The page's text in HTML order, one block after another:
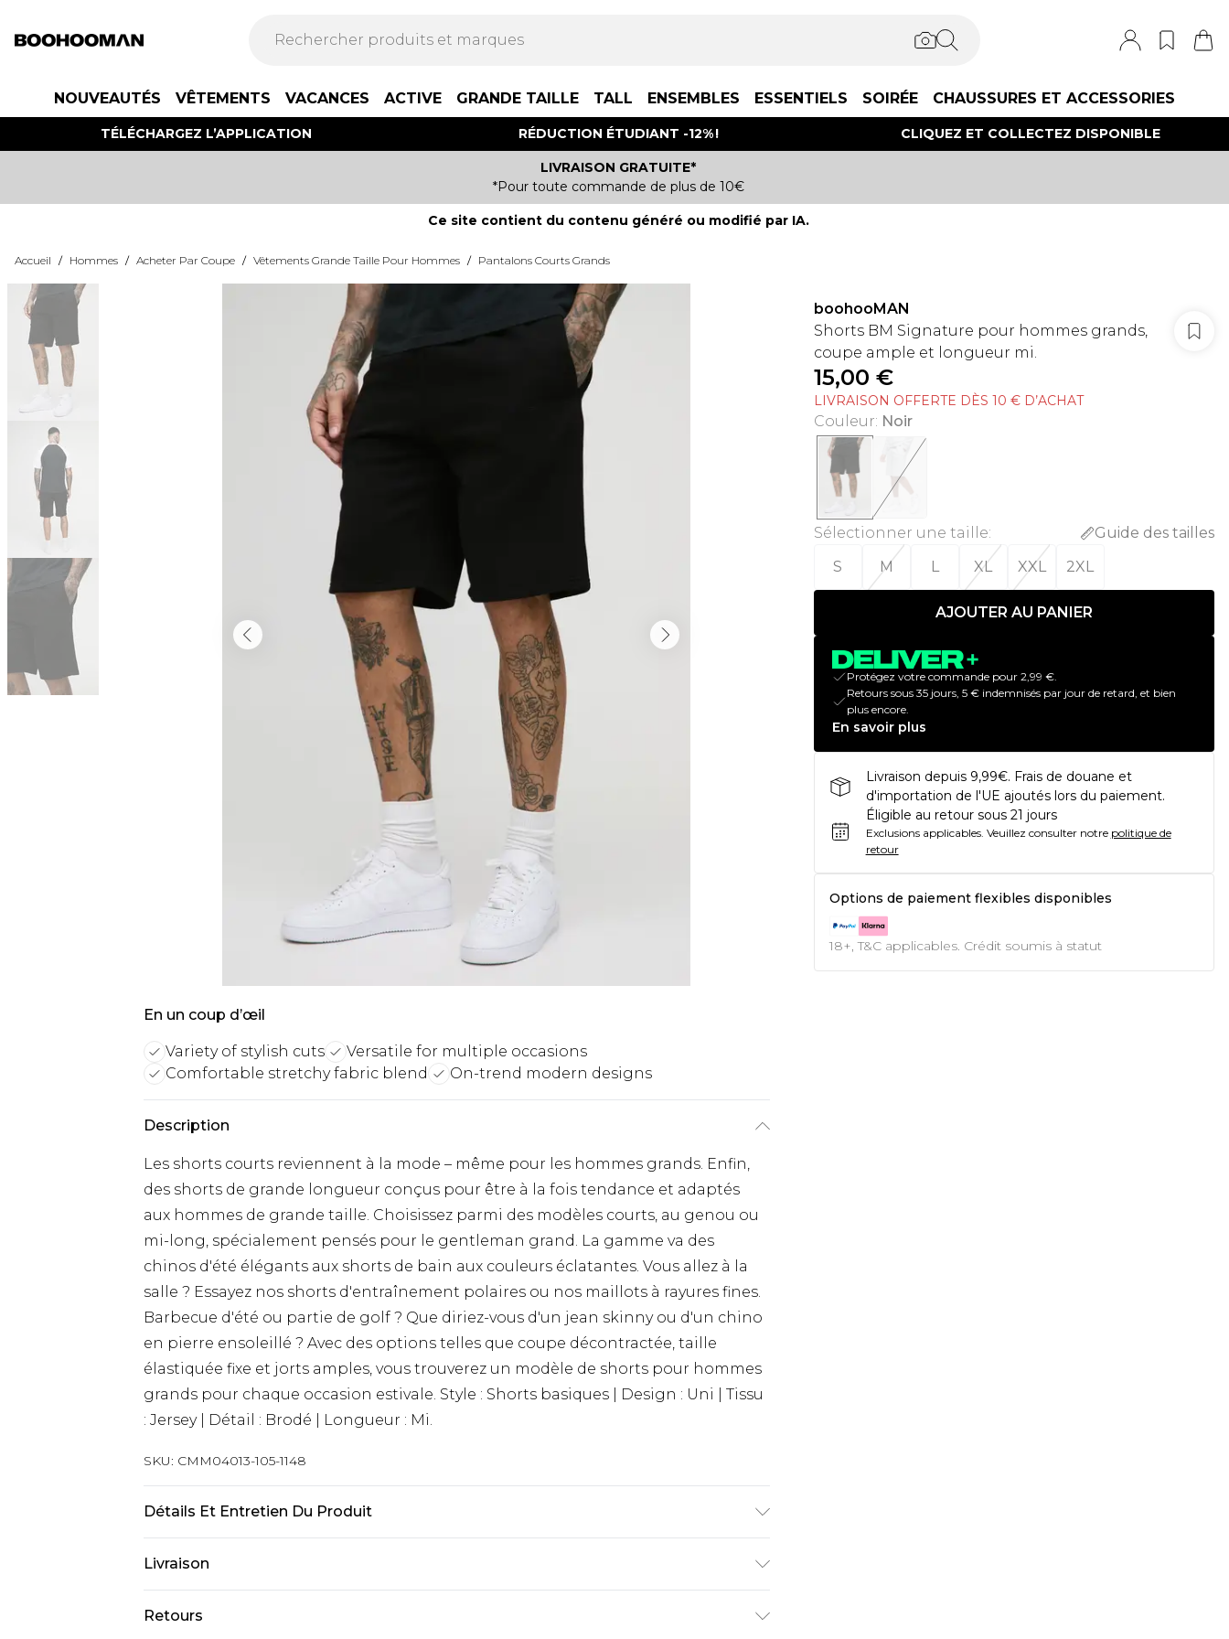
NOUVEAUTÉS VÊTEMENTS VACANCES ACTIVE GRANDE TAILLE TALL ENSEMBLES ESSENTIELS SOIRÉE CHAUSSURES ET ACCESSORIES
TÉLÉCHARGEZ L’APPLICATION RÉDUCTION ÉTUDIANT -12% ! CLIQUEZ ET COLLECTEZ DISPONIBLE
LIVRAISON GRATUITE*
*Pour toute commande de plus de 10€
Ce site contient du contenu généré ou modifié par IA.
Accueil / Hommes / Acheter Par Coupe / Vêtements Grande Taille Pour Hommes / Pantalons Courts Grands
En un coup d’œil
Variety of stylish cuts
Versatile for multiple occasions
Comfortable stretchy fabric blend
On-trend modern designs
Description
Les shorts courts reviennent à la mode – même pour les hommes grands. Enfin,
des shorts de grande longueur conçus pour être à la fois tendance et adaptés
aux hommes de grande taille. Choisissez parmi des modèles courts, au genou ou
mi-long, spécialement pensés pour le gentleman grand. La gamme va des
chinos d'été élégants aux shorts de bain aux couleurs éclatantes. Vous allez à la
salle ? Essayez nos shorts d'entraînement polaires ou nos maillots à rayures fines.
Barbecue d'été ou partie de golf ? Que diriez-vous d'un jean skinny ou d'un chino
en pierre ensoleillé ? Avec des options telles que coupe décontractée, taille
élastiquée fixe et jorts amples, vous trouverez un modèle de shorts pour hommes
grands pour chaque occasion estivale. Style : Shorts basiques | Design : Uni | Tissu
: Jersey | Détail : Brodé | Longueur : Mi.
SKU: CMM04013-105-1148
Détails Et Entretien Du Produit
Livraison
Livraison standard France
€9.99
Retours
boohooMAN
Shorts BM Signature pour hommes grands,
coupe ample et longueur mi.
15,00 €
LIVRAISON OFFERTE DÈS 10 € D’ACHAT
Couleur: Noir
Sélectionner une taille:
Guide des tailles
S
M L XL XXL 2XL
AJOUTER AU PANIER
Protégez votre commande pour 2,99 €.
Retours sous 35 jours, 5 € indemnisés par jour de retard, et bien
plus encore.
En savoir plus
Livraison depuis 9,99€. Frais de douane et
d'importation de l'UE ajoutés lors du paiement.
Éligible au retour sous 21 jours
Exclusions applicables. Veuillez consulter notre politique de
retour
Options de paiement flexibles disponibles
18+, T&C applicables. Crédit soumis à statut